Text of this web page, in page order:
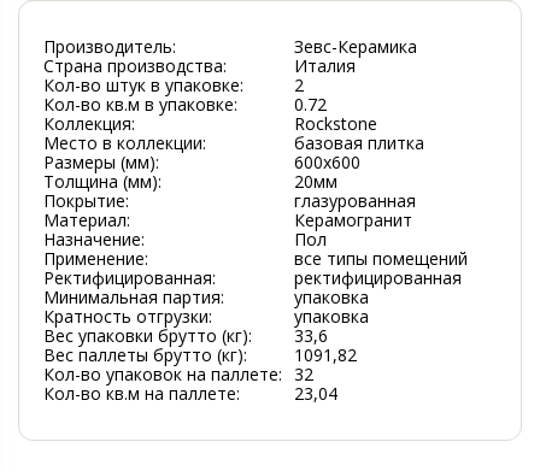
Производитель:
Зевс-Керамика
Страна производства:
Италия
Кол-во штук в упаковке:
2
Кол-во кв.м в упаковке:
0.72
Коллекция:
Rockstone
Место в коллекции:
базовая плитка
Размеры (мм):
600х600
Толщина (мм):
20мм
Покрытие:
глазурованная
Материал:
Керамогранит
Назначение:
Пол
Применение:
все типы помещений
Ректифицированная:
ректифицированная
Минимальная партия:
упаковка
Кратность отгрузки:
упаковка
Вес упаковки брутто (кг):
33,6
Вес паллеты брутто (кг):
1091,82
Кол-во упаковок на паллете: 32
Кол-во кв.м на паллете:
23,04